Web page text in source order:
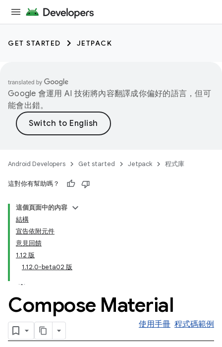
GET STARTED JETPACK
Google 會運用 AI 技術將內容翻譯成你偏好的語言，但可
能會出錯。
Android Developers Get started Jetpack 程式庫
這對你有幫助嗎？
這個頁面中的內容
結構
宣告依附元件
意見回饋
1.12 版
1.12.0-beta02 版
Compose Material
使用手冊 程式碼範例